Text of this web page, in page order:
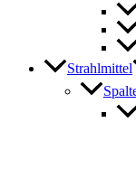
Strahlmittel